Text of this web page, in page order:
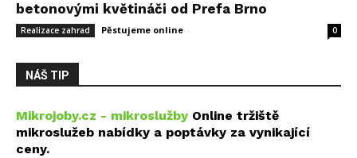
betonovými květináči od Prefa Brno
Realizace zahrad Pěstujeme online - 0
NÁŠ TIP
Mikrojoby.cz - mikroslužby Online tržiště
mikroslužeb nabídky a poptávky za vynikající
ceny.